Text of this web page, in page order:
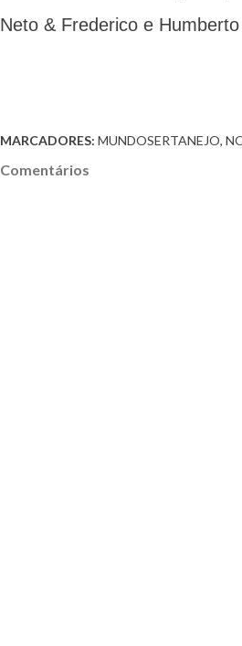
Neto & Frederico e
MARCADORES: MUNDOSERTANEJO
Comentários